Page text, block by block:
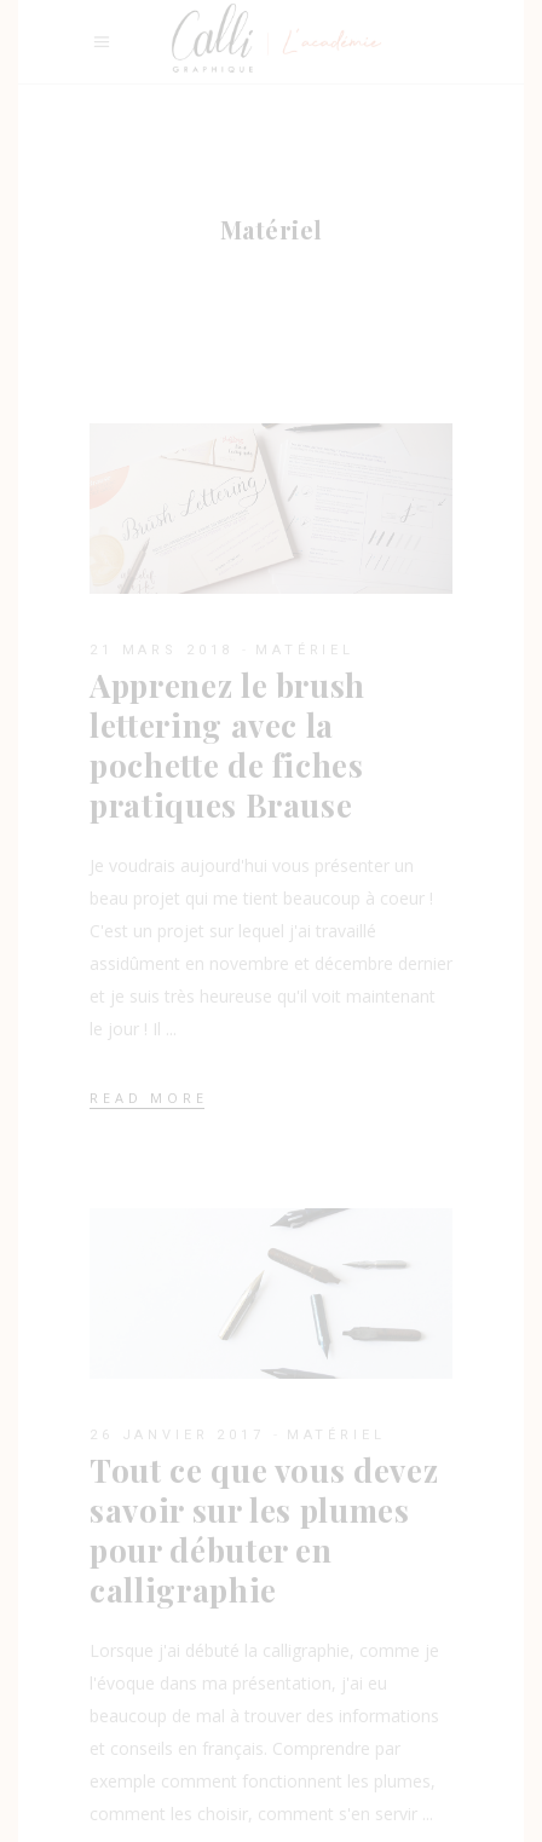
Matériel
21 MARS 2018 MATÉRIEL
Apprenez le brush
lettering avec la
pochette de fiches
pratiques Brause
Je voudrais aujourd'hui vous présenter un
beau projet qui me tient beaucoup à coeur !
C'est un projet sur lequel j'ai travaillé
assidûment en novembre et décembre dernier
et je suis très heureuse qu'il voit maintenant
le jour ! Il
READ MORE
26 JANVIER 2017 MATÉRIEL
Tout ce que vous devez
savoir sur les plumes
pour débuter en
calligraphie
Lorsque j'ai débuté la calligraphie, comme je
l'évoque dans ma présentation, j'ai eu
beaucoup de mal à trouver des informations
et conseils en français. Comprendre par
exemple comment fonctionnent les plumes,
comment les choisir, comment s'en servir